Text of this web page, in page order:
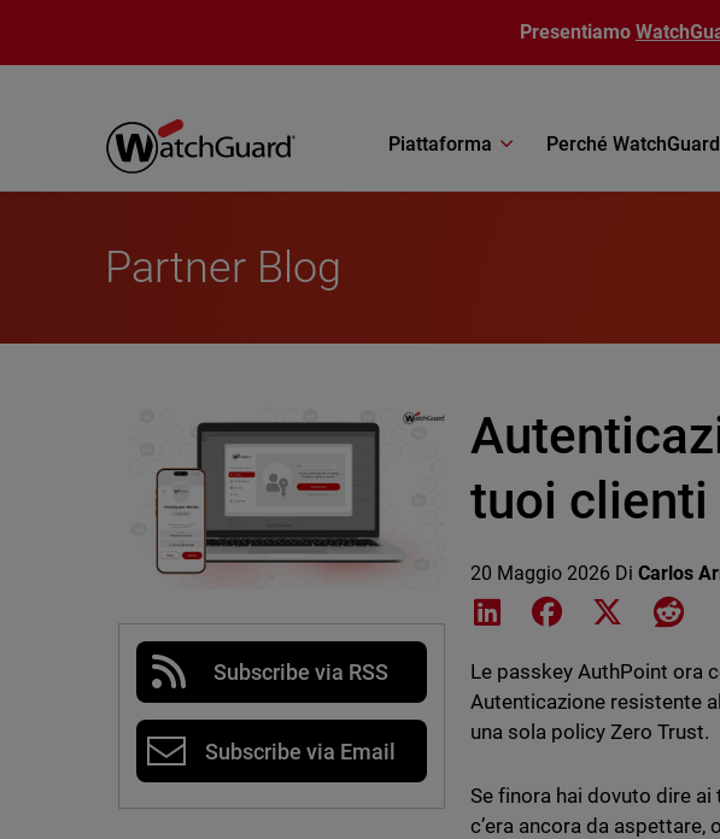
Presentiamo
Piattaforma Perché
Partner Blog
Subscribe via RSS
Subscribe via Email
tuoi clienti
20 Maggio 2026 DiCarlos
Share on LinkedIn
Share on Facebook
Share on X
Le passkey AuthPoint ora
Autenticazione resistente
una sola policy Zero Trust.
Se finora hai dovuto dire
c’era ancora da